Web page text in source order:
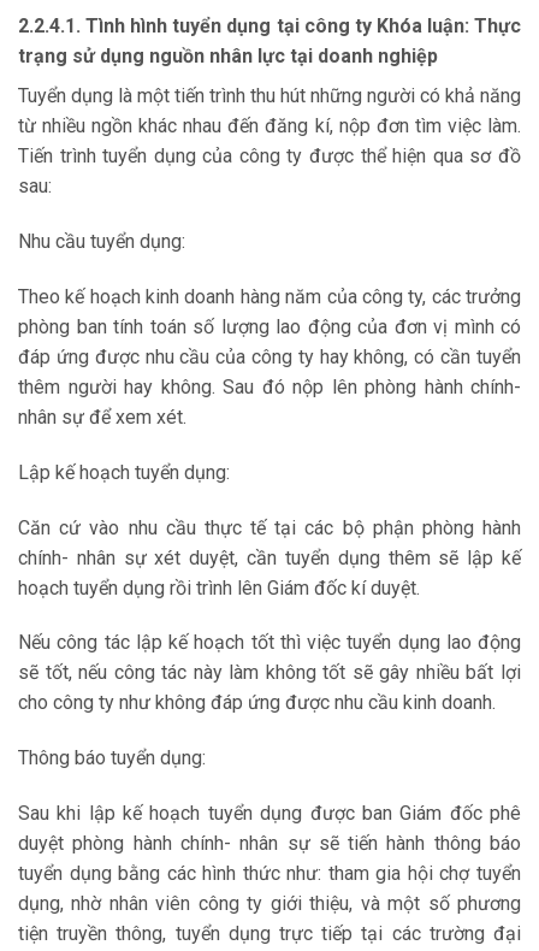
2.2.4.1. Tình hình tuyển dụng tại công ty Khóa luận: Thực
trạng sử dụng nguồn nhân lực tại doanh nghiệp
Tuyển dụng là một tiến trình thu hút những người có khả năng
từ nhiều ngồn khác nhau đến đăng kí, nộp đơn tìm việc làm.
Tiến trình tuyển dụng của công ty được thể hiện qua sơ đồ
sau:
Nhu cầu tuyển dụng:
Theo kế hoạch kinh doanh hàng năm của công ty, các trưởng
phòng ban tính toán số lượng lao động của đơn vị mình có
đáp ứng được nhu cầu của công ty hay không, có cần tuyển
thêm người hay không. Sau đó nộp lên phòng hành chính-
nhân sự để xem xét.
Lập kế hoạch tuyển dụng:
Căn cứ vào nhu cầu thực tế tại các bộ phận phòng hành
chính- nhân sự xét duyệt, cần tuyển dụng thêm sẽ lập kế
hoạch tuyển dụng rồi trình lên Giám đốc kí duyệt.
Nếu công tác lập kế hoạch tốt thì việc tuyển dụng lao động
sẽ tốt, nếu công tác này làm không tốt sẽ gây nhiều bất lợi
cho công ty như không đáp ứng được nhu cầu kinh doanh.
Thông báo tuyển dụng:
Sau khi lập kế hoạch tuyển dụng được ban Giám đốc phê
duyệt phòng hành chính- nhân sự sẽ tiến hành thông báo
tuyển dụng bằng các hình thức như: tham gia hội chợ tuyển
dụng, nhờ nhân viên công ty giới thiệu, và một số phương
tiện truyền thông, tuyển dụng trực tiếp tại các trường đại